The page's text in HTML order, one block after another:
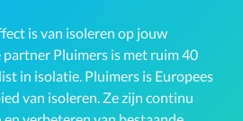
is van isoleren op jouw
Pluimers is met ruim 40
in isolatie. Pluimers is Europees
van isoleren. Ze zijn continu